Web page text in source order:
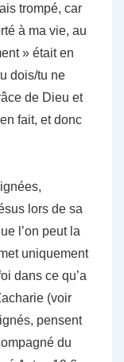
trompé, car
à ma vie, au
» était en
dois/tu ne
de Dieu et
fait, et donc
lors de sa
l’on peut la
uniquement
dans ce qu’a
(voir
pensent
du